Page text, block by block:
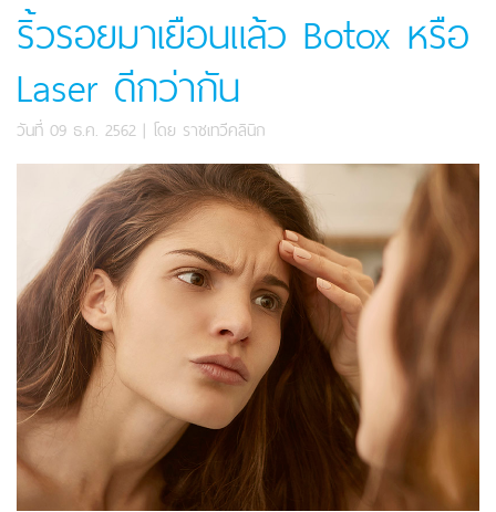
ริ้วรอยมาเยือนแล้ว Botox หรือ
Laser ดีกว่ากัน
วันที่ 09 ธ.ค. 2562 | โดย ราชเทวีคลินิก